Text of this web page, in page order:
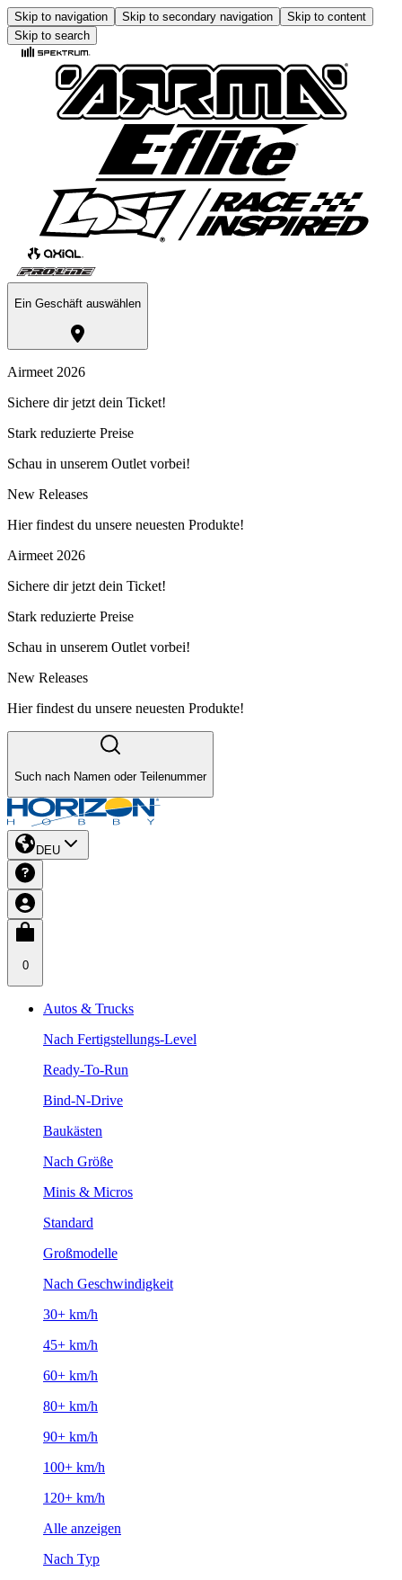
Skip to navigation Skip to secondary navigation
Skip to content
Skip to search
Ein Geschäft auswählen
Airmeet 2026
Sichere dir jetzt dein Ticket!
Stark reduzierte Preise
Schau in unserem Outlet vorbei!
New Releases
Hier findest du unsere neuesten Produkte!
Airmeet 2026
Sichere dir jetzt dein Ticket!
Stark reduzierte Preise
Schau in unserem Outlet vorbei!
New Releases
Hier findest du unsere neuesten Produkte!
Such nach Namen oder Teilenummer
DEU
0
Autos & Trucks
Nach Fertigstellungs-Level
Ready-To-Run
Bind-N-Drive
Baukästen
Nach Größe
Minis & Micros
Standard
Großmodelle
Nach Geschwindigkeit
30+ km/h
45+ km/h
60+ km/h
80+ km/h
90+ km/h
100+ km/h
120+ km/h
Alle anzeigen
Nach Typ